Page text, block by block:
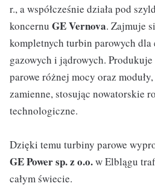
r., a współcześnie działa pod
koncernu GE Vernova. Zajmuje
kompletnych turbin parowych
gazowych i jądrowych.
parowe różnej mocy oraz
zamienne, stosując nowatorskie
technologiczne.
Dzięki temu turbiny parowe
GE Power sp. z o.o.w Elblągu
całym świecie.